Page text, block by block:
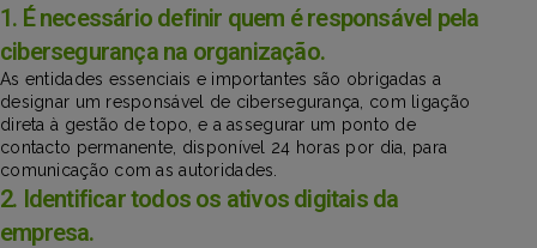
1. É necessário definir quem é responsável pela
cibersegurança na organização.
As entidades essenciais e importantes são obrigadas a
designar um responsável de cibersegurança, com ligação
direta à gestão de topo, e a assegurar um ponto de
contacto permanente, disponível 24 horas por dia, para
comunicação com as autoridades.
2. Identificar todos os ativos digitais da
empresa.